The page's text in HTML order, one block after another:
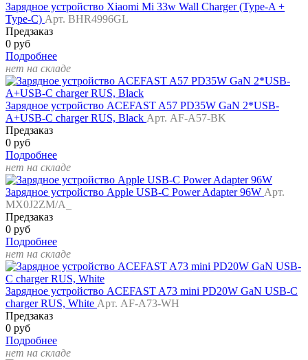
Зарядное устройство Xiaomi Mi 33w Wall Charger (Type-A +
Type-C) Арт. BHR4996GL
Предзаказ
0 руб
Подробнее
нет на складе
Зарядное устройство ACEFAST A57 PD35W GaN 2*USB-
A+USB-C charger RUS, Black Арт. AF-A57-BK
Предзаказ
0 руб
Подробнее
нет на складе
Зарядное устройство Apple USB-C Power Adapter 96W Арт.
MX0J2ZM/A_
Предзаказ
0 руб
Подробнее
нет на складе
Зарядное устройство ACEFAST A73 mini PD20W GaN USB-C
charger RUS, White Арт. AF-A73-WH
Предзаказ
0 руб
Подробнее
нет на складе